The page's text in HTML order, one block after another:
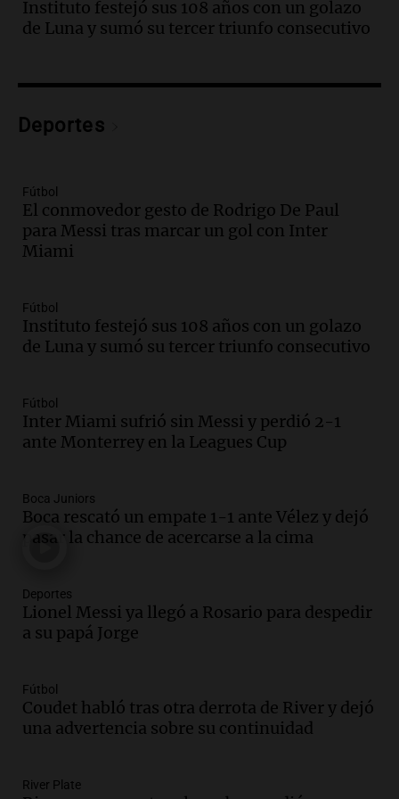
"Tres hombres se lo llevaron para
hacerle preguntas y nunca regresó"
Episodios
metros del río Suquía y retiraron hasta
Episodios
Audio.La historia de la servilleta que
firmó Jorge Messi para el primer
contrato de Leo con Barcelona
Audio.Joan Gaspart: "Sin Jorge, no sé si
Messi hubiera llegado adonde llegó"
Audio.El orgullo y el sueño argentino de
Jorge Messi en una entrevista con Rony
Episodios
Audio.El abuelo de Agostina Vega, tras
Una mañana para todos
Episodios
Audio.Una nutricionista derribó el mito
conviene priorizar
Una mañana para todos
Episodios
Instituto festejó sus 108 años con un golazo
de Luna y sumó su tercer triunfo consecutivo
Deportes
Fútbol
El conmovedor gesto de Rodrigo De Paul
para Messi tras marcar un gol con Inter
Miami
Fútbol
Instituto festejó sus 108 años con un golazo
de Luna y sumó su tercer triunfo consecutivo
Fútbol
Inter Miami sufrió sin Messi y perdió 2-1
ante Monterrey en la Leagues Cup
Boca Juniors
Boca rescató un empate 1-1 ante Vélez y dejó
pasar la chance de acercarse a la cima
Deportes
Lionel Messi ya llegó a Rosario para despedir
a su papá Jorge
Fútbol
Coudet habló tras otra derrota de River y dejó
una advertencia sobre su continuidad
River Plate